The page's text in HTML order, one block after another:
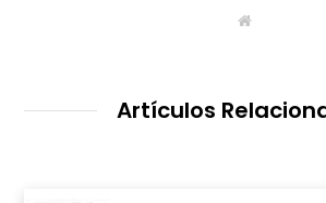
S
e
Artículos